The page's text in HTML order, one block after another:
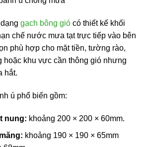
gạch bông gió có thiết kế khối
chế nước mưa tạt trực tiếp vào bên
phù hợp cho mặt tiền, tường rào,
hoặc khu vực cần thông gió nhưng
hắt.
ú phổ biến gồm:
nung: khoảng 200 × 200 × 60mm.
khoảng 190 × 190 × 65mm